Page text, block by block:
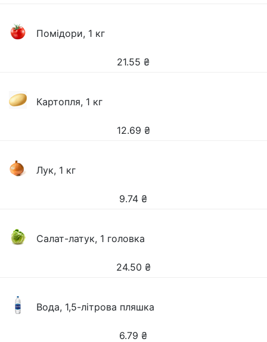
Помідори, 1 кг
21.55 ₴
Картопля, 1 кг
12.69 ₴
Лук, 1 кг
9.74 ₴
Салат-латук, 1 головка
24.50 ₴
Вода, 1,5-літрова пляшка
6.79 ₴